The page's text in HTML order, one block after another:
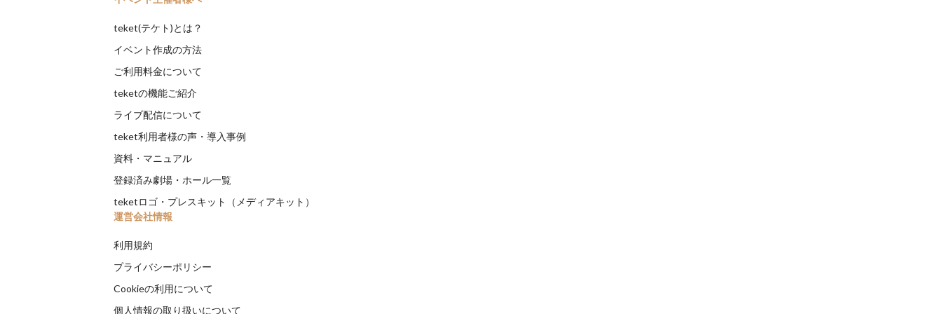
teket(テケト)とは？
イベント作成の方法
ご利用料金について
teketの機能ご紹介
ライブ配信について
teket利用者様の声・導入事例
資料・マニュアル
登録済み劇場・ホール一覧
teketロゴ・プレスキット（メディアキット）
運営会社情報
利用規約
プライバシーポリシー
Cookieの利用について
個人情報の取り扱いについて